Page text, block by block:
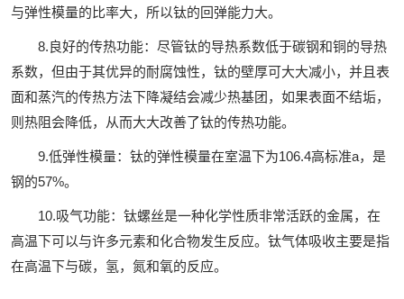
与弹性模量的比率大，所以钛的回弹能力大。
8.良好的传热功能：尽管钛的导热系数低于碳钢和铜的导热
系数，但由于其优异的耐腐蚀性，钛的壁厚可大大减小，并且表
面和蒸汽的传热方法下降凝结会减少热基团，如果表面不结垢，
则热阻会降低，从而大大改善了钛的传热功能。
9.低弹性模量：钛的弹性模量在室温下为106.4高标准a，是
钢的57%。
10.吸气功能：钛螺丝是一种化学性质非常活跃的金属，在
高温下可以与许多元素和化合物发生反应。钛气体吸收主要是指
在高温下与碳，氢，氮和氧的反应。